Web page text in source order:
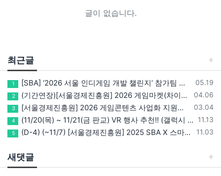
글이 없습니다.
최근글
등록일
05.19
1 [SBA] ‘2026 서울 인디게임 개발 챌린지’ 참가팀 모집
등록일
04.06
2 (기간연장)[서울경제진흥원] 2026 게임마켓(차이나조이, BIC, 지스타) 서울관 참가기업 모집!(~5/8 15:00)
등록일
03.04
3 [서울경제진흥원] 2026 게임콘텐츠 사업화 지원사업 참가기업 모집(~3/26까지)
등록일
11.13
4 (11/20(목) ~ 11/21(금 판교) VR 행사 추천!! (갤럭시 XR/ 애플 비전프로 등 기기 체험, 메타퀘스트 경품)
등록일
11.03
5 (D-4) (~11/7) [서울경제진흥원] 2025 SBA X 스마일게이트, ‘게임랩 with STOVE INDIE’ 참가기업 모집
새댓글